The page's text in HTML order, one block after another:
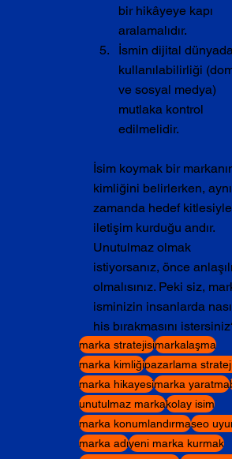
bir hikâyeye kapı
aralamalıdır.
İsmin dijital
kullanılabilirliği
ve sosyal medya)
mutlaka kontrol
edilmelidir.
İsim koymak bir
kimliğini belirlerken, aynı
zamanda hedef
iletişim kurduğu andır.
Unutulmaz olmak
istiyorsanız, önce
olmalısınız. Peki siz,
isminizin insanlarda
his bırakmasını
marka stratejisimarkalaşma
marka kimliğipazarlama
marka hikayesimarka yaratma
unutulmaz markakolay isim
marka konumlandırmaseo
marka adıyeni marka kurmak